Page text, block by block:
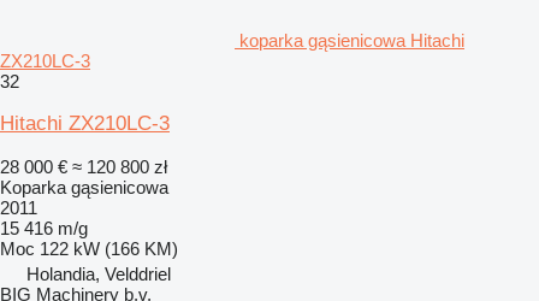
koparka gąsienicowa Hitachi
ZX210LC-3
32
Hitachi ZX210LC-3
28 000 € ≈ 120 800 zł
Koparka gąsienicowa
2011
15 416 m/g
Moc 122 kW (166 KM)
Holandia, Velddriel
BIG Machinery b.v.